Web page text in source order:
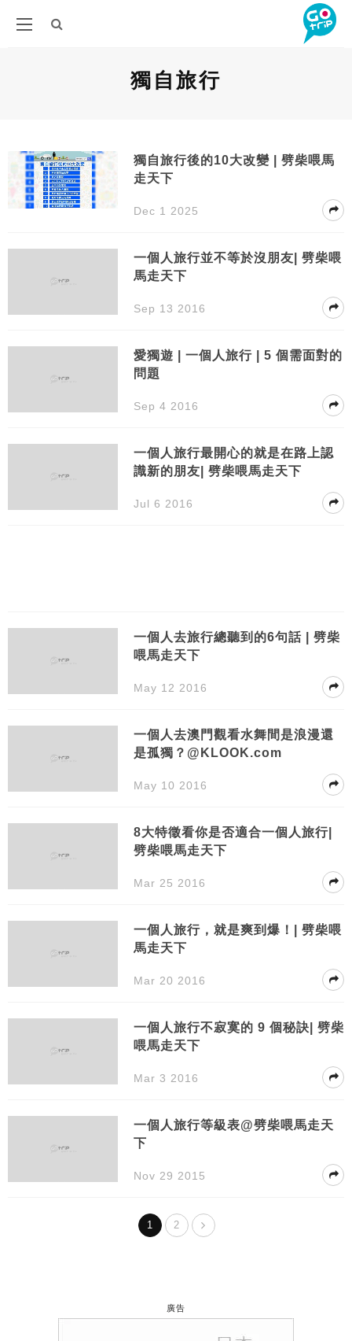
獨自旅行
獨自旅行後的10大改變 | 劈柴喂馬
走天下
Dec 1 2025
一個人旅行並不等於沒朋友| 劈柴喂
馬走天下
Sep 13 2016
愛獨遊 | 一個人旅行 | 5 個需面對的
問題
Sep 4 2016
一個人旅行最開心的就是在路上認
識新的朋友| 劈柴喂馬走天下
Jul 6 2016
一個人去旅行總聽到的6句話 | 劈柴
喂馬走天下
May 12 2016
一個人去澳門觀看水舞間是浪漫還
是孤獨？@KLOOK.com
May 10 2016
8大特徵看你是否適合一個人旅行|
劈柴喂馬走天下
Mar 25 2016
一個人旅行，就是爽到爆！| 劈柴喂
馬走天下
Mar 20 2016
一個人旅行不寂寞的 9 個秘訣| 劈柴
喂馬走天下
Mar 3 2016
一個人旅行等級表@劈柴喂馬走天
下
Nov 29 2015
1 2
廣告